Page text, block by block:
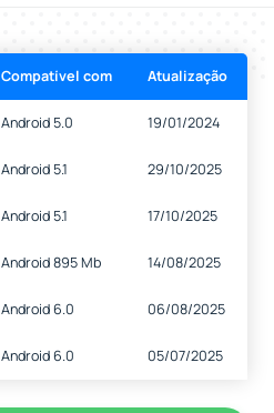
Compatível com Atualização
Android 5.0 19/01/2024
Android 5.1 29/10/2025
Android 5.1 17/10/2025
Android 895 Mb 14/08/2025
Android 6.0 06/08/2025
Android 6.0 05/07/2025